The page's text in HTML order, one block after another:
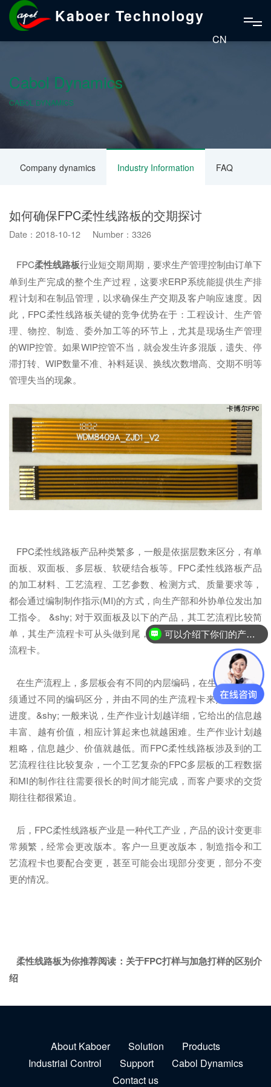
Kaboer Technology
CN
Cabol Dynamics
CABOL DYNAMICS
Company dynamics Industry Information FAQ
如何确保FPC柔性线路板的交期探讨
Date：2018-10-12 Number：3326
FPC柔性线路板行业短交期周期，要求生产管理控制由订单下
单到生产完成的整个生产过程，这要求ERP系统能提供生产排
程计划和在制品管理，以求确保生产交期及客户响应速度。因
此，FPC柔性线路板关键的竞争优势在于：工程设计、生产管
理、物控、制造、委外加工等的环节上，尤其是现场生产管理
的WIP控管。如果WIP控管不当，就会发生许多混版，遗失、停
滞打转、WIP数量不准、补料延误、换线次数增高、交期不明等
管理失当的现象。
FPC柔性线路板产品种类繁多，一般是依据层数来区分，有单
面板、双面板、多层板、软硬结合板等。FPC柔性线路板产品
的加工材料、工艺流程、工艺参数、检测方式、质量要求等，
都会通过编制制作指示(MI)的方式，向生产部和外协单位发出加
工指令。 &shy; 对于双面板及以下的产品，其工艺流程比较简
单，其生产流程卡可从头做到尾，中途不需要转换流程或更换
流程卡。
在生产流程上，多层板会有不同的内层编码，在生产过程中必
须通过不同的编码区分，并由不同的生产流程卡来控制其生产
进度。&shy; 一般来说，生产作业计划越详细，它给出的信息越
丰富、越有价值，相应计算起来也就越困难。生产作业计划越
粗略，信息越少、价值就越低。而FPC柔性线路板涉及到的工
艺流程往往比较复杂，一个工艺复杂的FPC多层板的工程数据
和MI的制作往往需要很长的时间才能完成，而客户要求的交货
期往往都很紧迫。
后，FPC柔性线路板产业是一种代工产业，产品的设计变更非
常频繁，经常会更改版本。客户一旦更改版本，制造指令和工
艺流程卡也要配合变更，甚至可能会出现部分变更，部分不变
更的情况。
柔性线路板为你推荐阅读： 关于FPC打样与加急打样的区别介
绍
About Kaboer Solution
Products
Industrial Control
Support
Cabol Dynamics
Contact us
可以介绍下你们的产品么？